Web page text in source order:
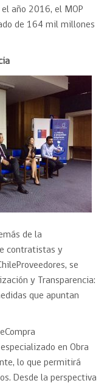
año 2016, el MOP
de 164 mil millones
de la
contratistas y
se
y Transparencia:
que apuntan
en Obra
lo que permitirá
Desde la perspectiva